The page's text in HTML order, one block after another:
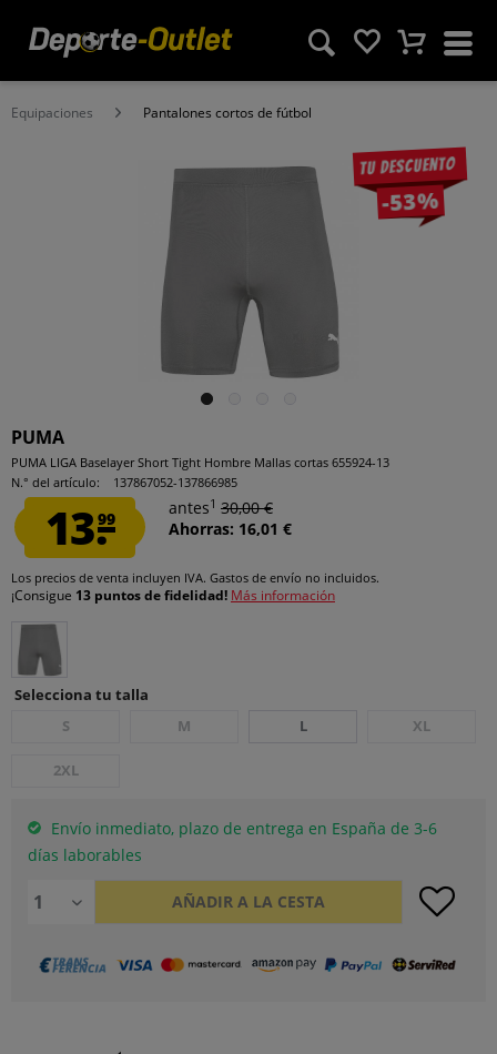
Equipaciones Pantalones cortos de fútbol
Tu descuento
-53%
PUMA
PUMA LIGA Baselayer Short Tight Hombre Mallas cortas 655924-13
N.° del artículo:
137867052-137866985
13.99
antes1 30,00 €
Ahorras: 16,01 €
Los precios de venta incluyen IVA. Gastos de envío no incluidos.
¡Consigue 13 puntos de fidelidad! Más información
Selecciona tu talla
S
M L XL
2XL
Envío inmediato, plazo de entrega en España de 3-6
días laborables
AÑADIR A LA CESTA